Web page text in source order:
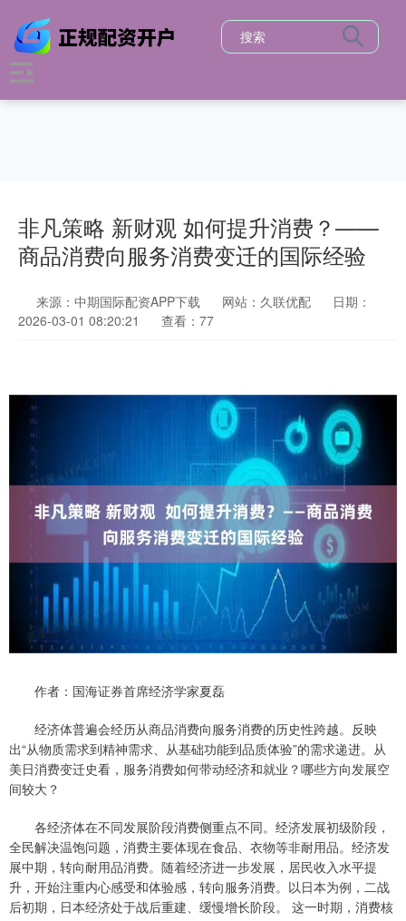
非凡策略 新财观 如何提升消费？——
商品消费向服务消费变迁的国际经验
来源：中期国际配资APP下载 网站：久联优配
日期：
2026-03-01 08:20:21
查看：77
作者：国海证券首席经济学家夏磊
经济体普遍会经历从商品消费向服务消费的历史性跨越。反映
出“从物质需求到精神需求、从基础功能到品质体验”的需求递进。从
美日消费变迁史看，服务消费如何带动经济和就业？哪些方向发展空
间较大？
各经济体在不同发展阶段消费侧重点不同。经济发展初级阶段，
全民解决温饱问题，消费主要体现在食品、衣物等非耐用品。经济发
展中期，转向耐用品消费。随着经济进一步发展，居民收入水平提
升，开始注重内心感受和体验感，转向服务消费。以日本为例，二战
后初期，日本经济处于战后重建、缓慢增长阶段。 这一时期，消费核